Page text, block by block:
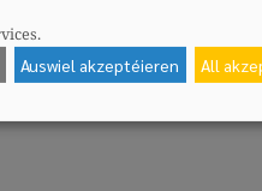
Auswiel akzeptéieren All